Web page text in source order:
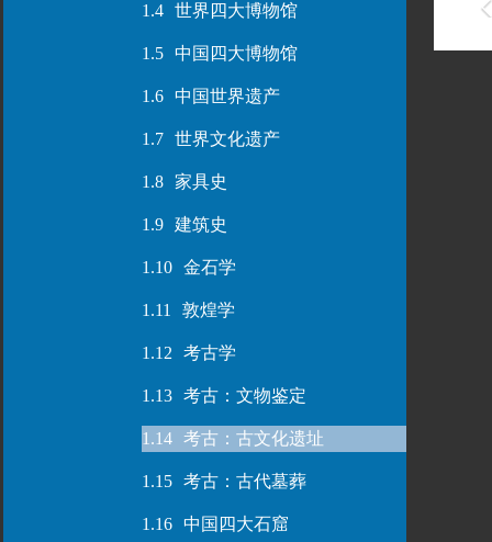
1.4 世界四大博物馆
1.5 中国四大博物馆
1.6 中国世界遗产
1.7 世界文化遗产
1.8 家具史
1.9 建筑史
1.10 金石学
1.11 敦煌学
1.12 考古学
1.13 考古：文物鉴定
1.14 考古：古文化遗址
1.15 考古：古代墓葬
1.16 中国四大石窟